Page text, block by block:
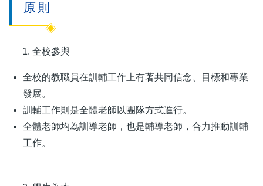
原則
全校參與
全校的教職員在訓輔工作上有著共同信念、目標和專業
發展。
訓輔工作則是全體老師以團隊方式進行。
全體老師均為訓導老師，也是輔導老師，合力推動訓輔
工作。